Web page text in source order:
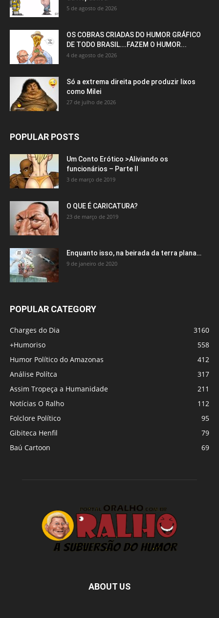
5 de agosto de 2026
OS COBRAS CRIADAS DO HUMOR GRÁFICO
DE TODO BRASIL….FAZEM O HUMOR...
4 de agosto de 2026
Só a extrema direita pode produzir lixos
como Milei
27 de julho de 2026
POPULAR POSTS
Um Conto Erótico >Aliviando os
funcionários – Parte II
3 de março de 2019
O QUE É CARICATURA?
23 de março de 2019
Enquanto isso, na beirada da terra plana…
9 de janeiro de 2020
POPULAR CATEGORY
Charges do Dia
3160
+Humoriso
558
Humor Político do Amazonas
412
Análise Polítca
317
Assim Tropeça a Humanidade
211
Notícias O Ralho
112
Folclore Político
95
Gibiteca Henfil
79
Baú Cartoon
69
ABOUT US